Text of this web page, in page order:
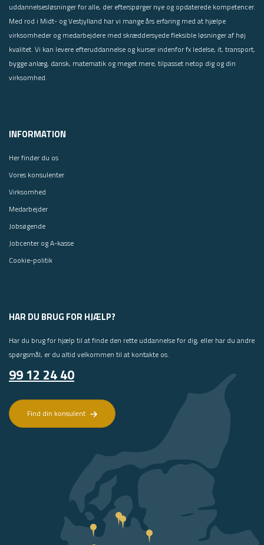
uddannelsesløsninger for alle, der efterspørger nye og opdaterede kompetencer.
Med rod i Midt- og Vestjylland har vi mange års erfaring med at hjælpe
virksomheder og medarbejdere med skræddersyede fleksible løsninger af høj
kvalitet. Vi kan levere efteruddannelse og kurser indenfor fx ledelse, it, transport,
bygge anlæg, dansk, matematik og meget mere, tilpasset netop dig og din
virksomhed.
INFORMATION
Her finder du os
Vores konsulenter
Virksomhed
Medarbejder
Jobsøgende
Jobcenter og A-kasse
Cookie-politik
HAR DU BRUG FOR HJÆLP?
Har du brug for hjælp til at finde den rette uddannelse for dig, eller har du andre
spørgsmål, er du altid velkommen til at kontakte os.
99 12 24 40
Find din konsulent